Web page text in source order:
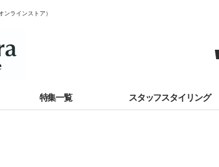
ラインストア）
特集一覧 スタッフスタイリング